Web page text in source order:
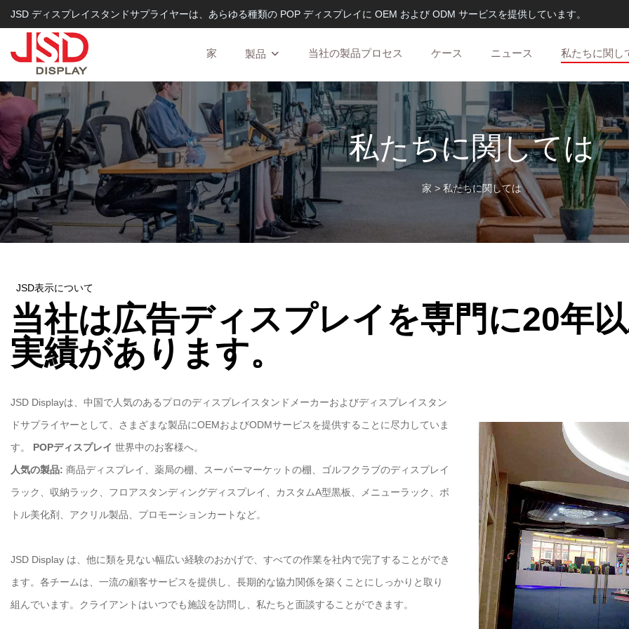
JSD ディスプレイスタンドサプライヤーは、あらゆる種類の POP ディスプレイに OEM および ODM サービスを提供しています。
家 製品 当社の製品プロセス ケース ニュース 私たちに関し
私たちに関しては
家 > 私たちに関しては
JSD表示について
当社は広告ディスプレイを専門に20年
実績があります。
JSD Displayは、中国で人気のあるプロのディスプレイスタンドメーカーおよびディスプレイスタン
ドサプライヤーとして、さまざまな製品にOEMおよびODMサービスを提供することに尽力していま
す。
POPディスプレイ 世界中のお客様へ。
人気の製品: 商品ディスプレイ、薬局の棚、スーパーマーケットの棚、ゴルフクラブのディスプレイ
ラック、収納ラック、フロアスタンディングディスプレイ、カスタムA型黒板、メニューラック、ボ
トル美化剤、アクリル製品、プロモーションカートなど。
JSD Display は、他に類を見ない幅広い経験のおかげで、すべての作業を社内で完了することができ
ます。各チームは、一流の顧客サービスを提供し、長期的な協力関係を築くことにしっかりと取り
組んでいます。クライアントはいつでも施設を訪問し、私たちと面談することができます。